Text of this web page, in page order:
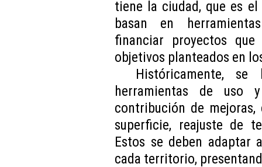
tiene la ciudad, que es
basan en
financiar proyectos
objetivos planteados en
Históricamente,
herramientas de uso
contribución de mejoras,
superficie, reajuste de
Estos se deben
cada territorio,